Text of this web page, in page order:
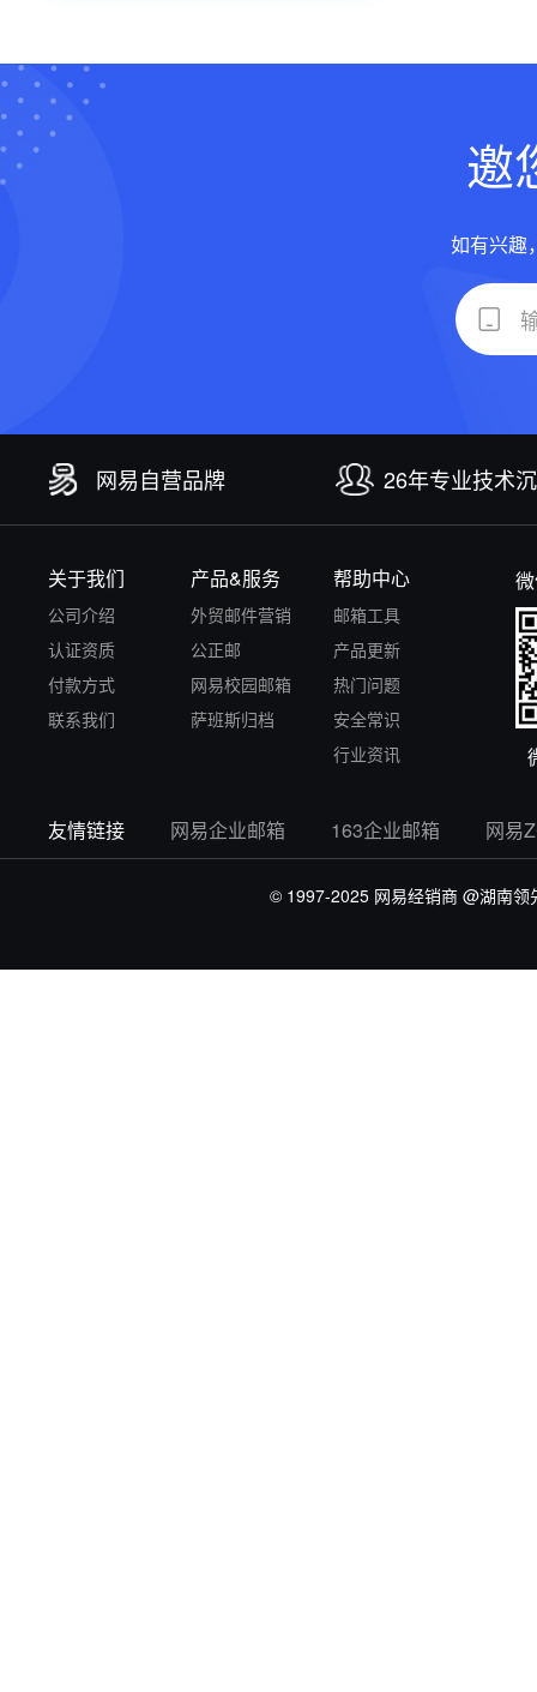
邀
如有兴趣
网易自营品牌 26年专业技术
关于我们
公司介绍
认证资质
付款方式
联系我们
产品&服务
外贸邮件营销
公正邮
网易校园邮箱
萨班斯归档
帮助中心
邮箱工具
产品更新
热门问题
安全常识
行业资讯
友情链接 网易企业邮箱 163企业邮箱 网易
© 1997-2025 网易经销商 @湖南领